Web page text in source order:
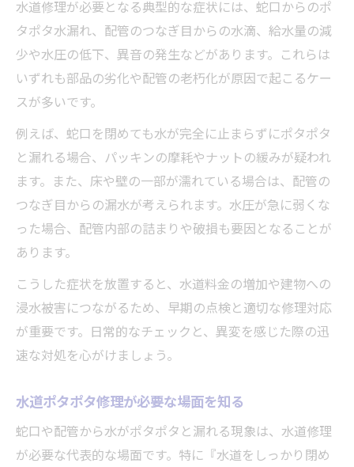
水道修理が必要となる典型的な症状には、蛇口からのポ
タポタ水漏れ、配管のつなぎ目からの水滴、給水量の減
少や水圧の低下、異音の発生などがあります。これらは
いずれも部品の劣化や配管の老朽化が原因で起こるケー
スが多いです。
例えば、蛇口を閉めても水が完全に止まらずにポタポタ
と漏れる場合、パッキンの摩耗やナットの緩みが疑われ
ます。また、床や壁の一部が濡れている場合は、配管の
つなぎ目からの漏水が考えられます。水圧が急に弱くな
った場合、配管内部の詰まりや破損も要因となることが
あります。
こうした症状を放置すると、水道料金の増加や建物への
浸水被害につながるため、早期の点検と適切な修理対応
が重要です。日常的なチェックと、異変を感じた際の迅
速な対処を心がけましょう。
水道ポタポタ修理が必要な場面を知る
蛇口や配管から水がポタポタと漏れる現象は、水道修理
が必要な代表的な場面です。特に『水道をしっかり閉め